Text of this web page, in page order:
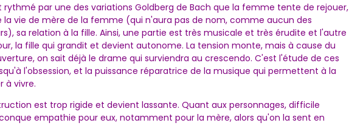
par une des variations Goldberg de Bach que la femme tente de rejouer,
vie de mère de la femme (qui n'aura pas de nom, comme aucun des
sa relation à la fille. Ainsi, une partie est très musicale et très érudite et l'autre
la fille qui grandit et devient autonome. La tension monte, mais à cause du
on sait déjà le drame qui surviendra au crescendo. C'est l'étude de ces
l'obsession, et la puissance réparatrice de la musique qui permettent à la
à vivre.
est trop rigide et devient lassante. Quant aux personnages, difficile
empathie pour eux, notamment pour la mère, alors qu'on la sent en